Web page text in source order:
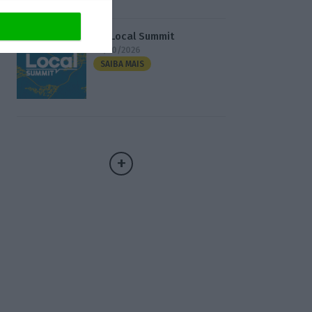
3.º Local Summit
07/10/2026
SAIBA MAIS